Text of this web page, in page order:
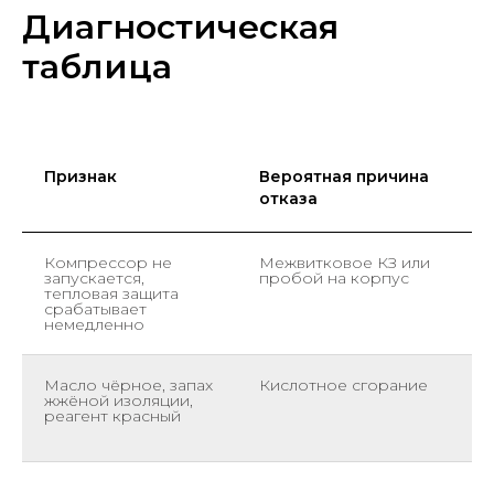
Диагностическая
таблица
Признак
Вероятная причина
отказа
Компрессор не
запускается,
тепловая защита
срабатывает
немедленно
Межвитковое КЗ или
пробой на корпус
Масло чёрное, запах
жжёной изоляции,
реагент красный
Кислотное сгорание